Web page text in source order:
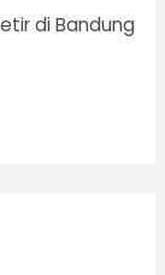
di Bandung